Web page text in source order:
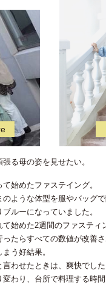
る母の姿を見せたい。
始めたファステイング。
のような体型を服やバッグ
ルーになっていました。
て始めた2週間のファスティ
ったらすべての数値が改善
う好結果。
わせたときは、爽快でした
変わり、台所で料理する時